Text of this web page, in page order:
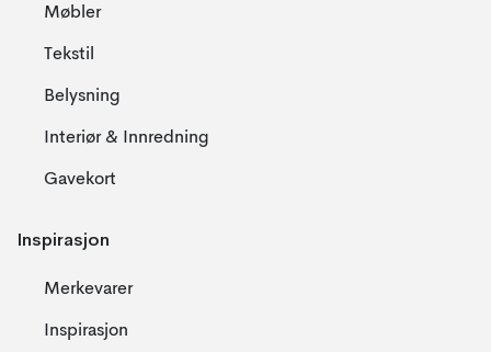
Møbler
Tekstil
Belysning
Interiør & Innredning
Gavekort
Inspirasjon
Merkevarer
Inspirasjon